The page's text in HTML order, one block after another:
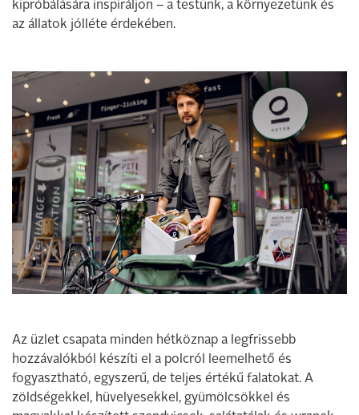
kipróbálására inspiráljon – a testünk, a környezetünk és
az állatok jólléte érdekében.
Az üzlet csapata minden hétköznap a legfrissebb
hozzávalókból készíti el a polcról leemelhető és
fogyasztható, egyszerű, de teljes értékű falatokat. A
zöldségekkel, hüvelyesekkel, gyümölcsökkel és